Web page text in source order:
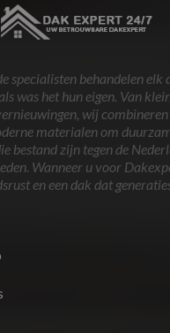
specialisten behandelen elk
was het hun eigen. Van
wij
materialen om
bestand zijn tegen de
Wanneer u voor
en een dak dat